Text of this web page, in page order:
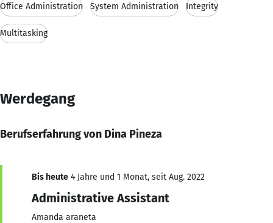
Office Administration System Administration Integrity
Multitasking
Werdegang
Berufserfahrung von Dina Pineza
Bis heute 4 Jahre und 1 Monat, seit Aug. 2022
Administrative Assistant
Amanda araneta